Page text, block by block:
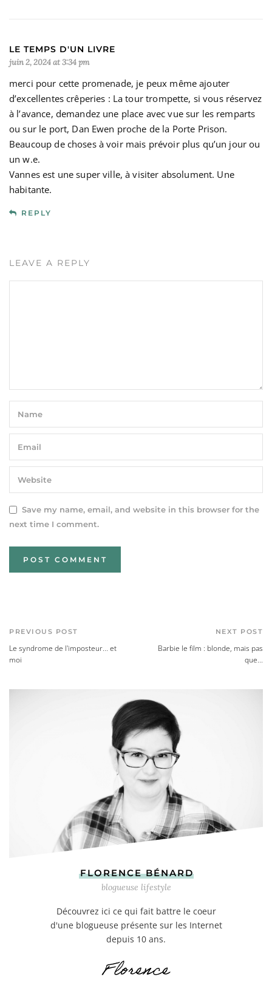
LE TEMPS D'UN LIVRE
juin 2, 2024 at 3:34 pm
merci pour cette promenade, je peux même ajouter
d’excellentes crêperies : La tour trompette, si vous réservez
à l’avance, demandez une place avec vue sur les remparts
ou sur le port, Dan Ewen proche de la Porte Prison.
Beaucoup de choses à voir mais prévoir plus qu’un jour ou
un w.e.
Vannes est une super ville, à visiter absolument. Une
habitante.
REPLY
LEAVE A REPLY
Save my name, email, and website in this browser for the
next time I comment.
PREVIOUS POST
Le syndrome de l'imposteur... et
moi
NEXT POST
Barbie le film : blonde, mais pas
que...
FLORENCE BÉNARD
blogueuse lifestyle
Découvrez ici ce qui fait battre le coeur
d'une blogueuse présente sur les Internet
depuis 10 ans.